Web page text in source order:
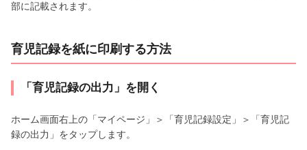
部に記載されます。
育児記録を紙に印刷する方法
「育児記録の出力」を開く
ホーム画面右上の「マイページ」＞「育児記録設定」＞「育児記
録の出力」をタップします。